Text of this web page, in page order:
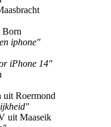
Born
iphone"
iPhone 14"
uit Roermond
uit Maaseik